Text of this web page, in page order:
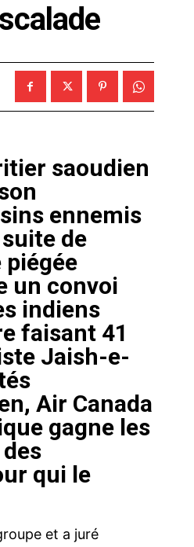
saoudien
ennemis
de
un convoi
indiens
faisant 41
Jaish-e-
Air Canada
gagne les
qui le
et a juré